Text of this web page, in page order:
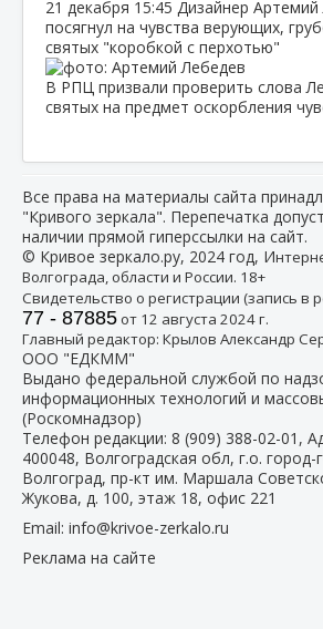
21 декабря 15:45 Дизайнер
посягнул на чувства верующих,
святых "коробкой с перхотью"
В РПЦ призвали проверить слова
святых на предмет оскорбления
Все права на материалы сайта
"Кривого зеркала". Перепечатка
наличии прямой гиперссылки на сайт.
© Кривое зеркало.ру, 2024 год, И
Волгограда, области и России. 18+
Свидетельство о регистрации (запись в
77 - 87885от 12 августа 2024 г.
Главный редактор: Крылов Александр
ООО "ЕДКММ"
Выдано федеральной службой по
информационных технологий и
(Роскомнадзор)
Телефон редакции: 8 (909) 388-02-01 ,
400048, Волгоградская обл, г.о. город-
Волгоград, пр-кт им. Маршала
Жукова, д. 100, этаж 18, офис 221
Email: info@krivoe-zerkalo.ru
Реклама на сайте